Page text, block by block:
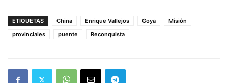
ETIQUETAS China Enrique Vallejos Goya
Misión
provinciales
puente Reconquista